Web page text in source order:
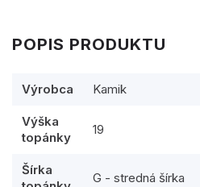
POPIS PRODUKTU
Výrobca Kamik
Výška
topánky
19
Šírka
G - stredná šírka